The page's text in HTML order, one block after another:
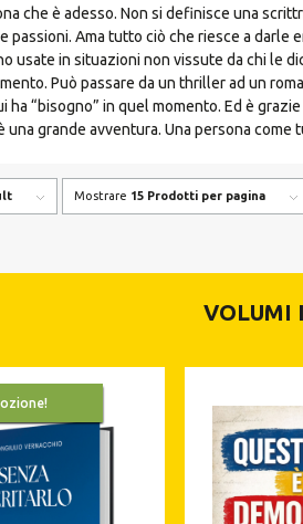
che è adesso. Non si definisce una
passioni. Ama tutto ciò che riesce a
usate in situazioni non vissute da chi le
Può passare da un thriller ad un
ha “bisogno” in quel momento. Ed è
una grande avventura. Una persona
Mostrare 15 Prodotti per pagina
VOLUMI